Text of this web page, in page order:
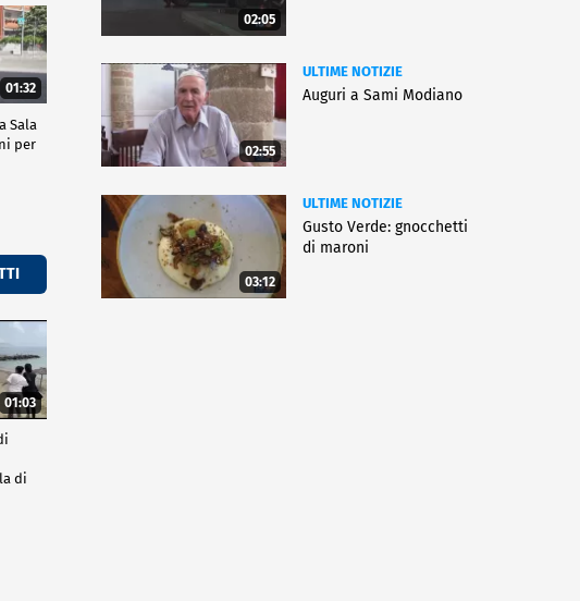
01:32
Sala
per
01:03
di
02:05
02:55
ULTIME NOTIZIE
Auguri a Sami Modiano
03:12
ULTIME NOTIZIE
Gusto Verde: gnocchetti
di maroni